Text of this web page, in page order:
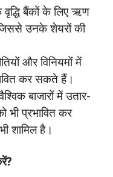
वृद्धि बैंकों के लिए ऋण
उनके शेयरों की
और विनियमों में
कर सकते हैं।
बाजारों में उतार-
भी प्रभावित कर
शामिल है।